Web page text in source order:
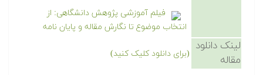
فیلم آموزشی پژوهش دانشگاهی: از
انتخاب موضوع تا نگارش مقاله و پایان نامه
لینک دانلود
مقاله
(برای دانلود کلیک کنید)